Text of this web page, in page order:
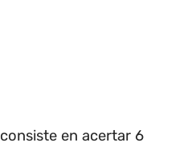
consiste en acertar 6